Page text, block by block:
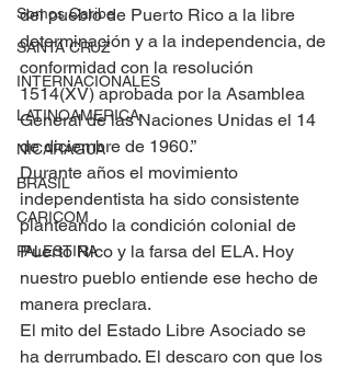
Somos Caribe
SANTA CRUZ
INTERNACIONALES
LATINOAMERICA
NICARAGUA
BRASIL
CARICOM
PALESTINA
del pueblo de Puerto Rico a la libre
determinación y a la independencia, de
conformidad con la resolución
1514(XV) aprobada por la Asamblea
General de las Naciones Unidas el 14
de diciembre de 1960.”
Durante años el movimiento
independentista ha sido consistente
planteando la condición colonial de
Puerto Rico y la farsa del ELA. Hoy
nuestro pueblo entiende ese hecho de
manera preclara.
El mito del Estado Libre Asociado se
ha derrumbado. El descaro con que los